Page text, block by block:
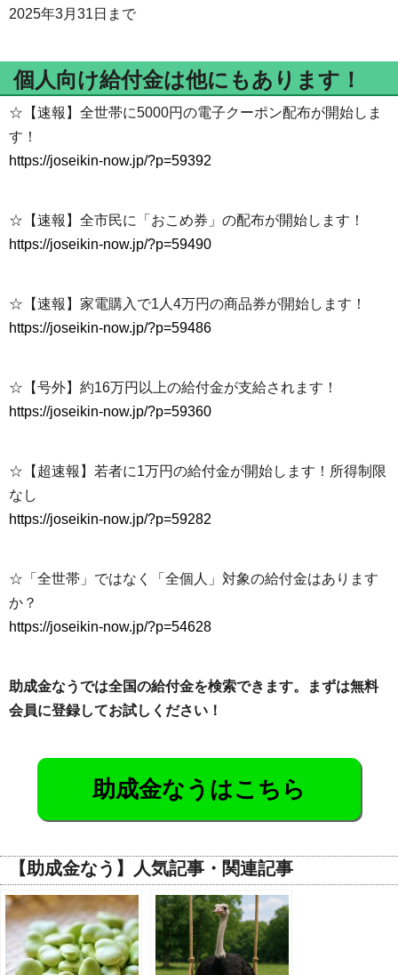
2025年3月31日まで
個人向け給付金は他にもあります！
☆【速報】全世帯に5000円の電子クーポン配布が開始しま
す！
https://joseikin-now.jp/?p=59392
☆【速報】全市民に「おこめ券」の配布が開始します！
https://joseikin-now.jp/?p=59490
☆【速報】家電購入で1人4万円の商品券が開始します！
https://joseikin-now.jp/?p=59486
☆【号外】約16万円以上の給付金が支給されます！
https://joseikin-now.jp/?p=59360
☆【超速報】若者に1万円の給付金が開始します！所得制限
なし
https://joseikin-now.jp/?p=59282
☆「全世帯」ではなく「全個人」対象の給付金はあります
か？
https://joseikin-now.jp/?p=54628
助成金なうでは全国の給付金を検索できます。まずは無料
会員に登録してお試しください！
助成金なうはこちら
【助成金なう】人気記事・関連記事